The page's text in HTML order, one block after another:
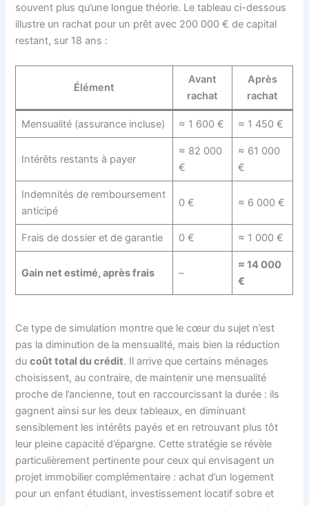
souvent plus qu’une longue théorie. Le tableau ci-dessous
illustre un rachat pour un prêt avec 200 000 € de capital
restant, sur 18 ans :
Élément
Avant
rachat
Après
rachat
Mensualité (assurance incluse) ≈ 1 600 € ≈ 1 450 €
Intérêts restants à payer
≈ 82 000
€
≈ 61 000
€
Indemnités de remboursement
anticipé
0 € ≈ 6 000 €
Frais de dossier et de garantie 0 € ≈ 1 000 €
Gain net estimé, après frais –
≈ 14 000
€
Ce type de simulation montre que le cœur du sujet n’est
pas la diminution de la mensualité, mais bien la réduction
ducoût total du crédit. Il arrive que certains ménages
choisissent, au contraire, de maintenir une mensualité
proche de l’ancienne, tout en raccourcissant la durée : ils
gagnent ainsi sur les deux tableaux, en diminuant
sensiblement les intérêts payés et en retrouvant plus tôt
leur pleine capacité d’épargne. Cette stratégie se révèle
particulièrement pertinente pour ceux qui envisagent un
projet immobilier complémentaire : achat d’un logement
pour un enfant étudiant, investissement locatif sobre et